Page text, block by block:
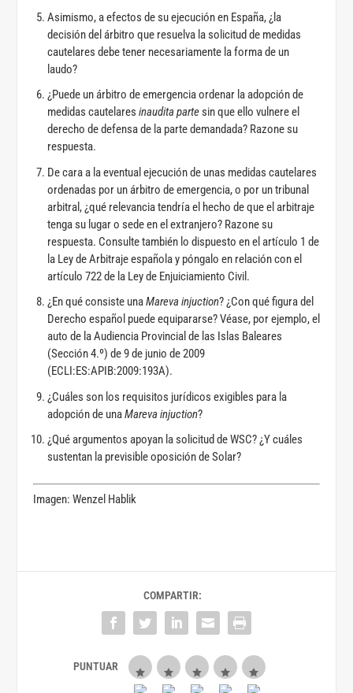
Asimismo, a efectos de su ejecución en España, ¿la
decisión del árbitro que resuelva la solicitud de medidas
cautelares debe tener necesariamente la forma de un
laudo?
¿Puede un árbitro de emergencia ordenar la adopción de
medidas cautelares inaudita partesin que ello vulnere el
derecho de defensa de la parte demandada? Razone su
respuesta.
De cara a la eventual ejecución de unas medidas cautelares
ordenadas por un árbitro de emergencia, o por un tribunal
arbitral, ¿qué relevancia tendría el hecho de que el arbitraje
tenga su lugar o sede en el extranjero? Razone su
respuesta. Consulte también lo dispuesto en el artículo 1 de
la Ley de Arbitraje española y póngalo en relación con el
artículo 722 de la Ley de Enjuiciamiento Civil.
¿En qué consiste unaMareva injuction? ¿Con qué figura del
Derecho español puede equipararse? Véase, por ejemplo, el
auto de la Audiencia Provincial de las Islas Baleares
(Sección 4.º) de 9 de junio de 2009
(ECLI:ES:APIB:2009:193A).
¿Cuáles son los requisitos jurídicos exigibles para la
adopción de unaMareva injuction?
¿Qué argumentos apoyan la solicitud de WSC? ¿Y cuáles
sustentan la previsible oposición de Solar?
Imagen: Wenzel Hablik
COMPARTIR: